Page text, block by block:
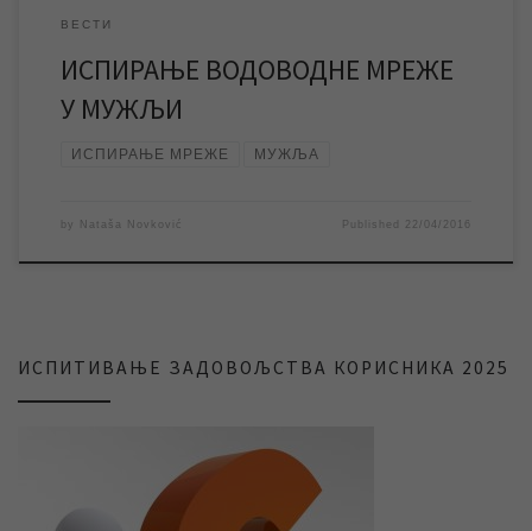
ВЕСТИ
ИСПИРАЊЕ ВОДОВОДНЕ МРЕЖЕ
У МУЖЉИ
ИСПИРАЊЕ МРЕЖЕ МУЖЉА
by Nataša Novković Published 22/04/2016
ИСПИТИВАЊЕ ЗАДОВОЉСТВА КОРИСНИКА 2025